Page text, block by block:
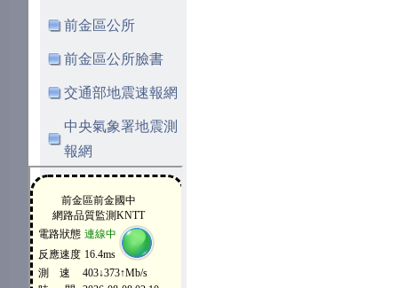
前金區公所
前金區公所臉書
交通部地震速報網
中央氣象署地震測
報網